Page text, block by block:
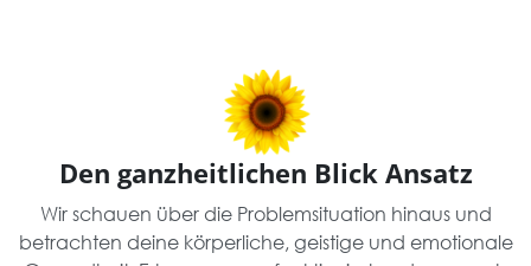
Den ganzheitlichen Blick Ansatz
Wir schauen über die Problemsituation hinaus und
betrachten deine körperliche, geistige und emotionale